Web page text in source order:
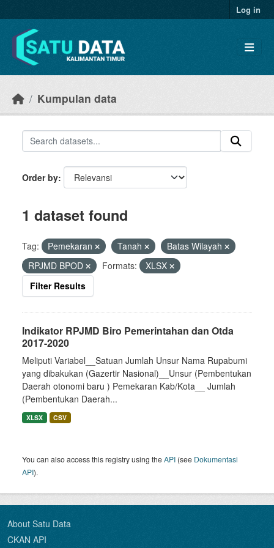
Log in
Kumpulan data
Order by
1 dataset found
Tag: Pemekaran Tanah
Batas Wilayah
RPJMD BPOD
Formats:
XLSX
Filter Results
Indikator RPJMD Biro Pemerintahan dan Otda
2017-2020
Meliputi Variabel__Satuan Jumlah Unsur Nama Rupabumi
yang dibakukan (Gazertir Nasional)__Unsur (Pembentukan
Daerah otonomi baru ) Pemekaran Kab/Kota__ Jumlah
(Pembentukan Daerah...
XLSX CSV
You can also access this registry using theAPI (see Dokumentasi
API).
About Satu Data
CKAN API